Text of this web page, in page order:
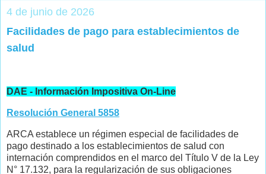
4 de junio de 2026
Facilidades de pago para establecimientos de
salud
DAE - Información Impositiva On-Line
Resolución General 5858
ARCA establece un régimen especial de facilidades de
pago destinado a los establecimientos de salud con
internación comprendidos en el marco del Título V de la Ley
N° 17.132, para la regularización de sus obligaciones